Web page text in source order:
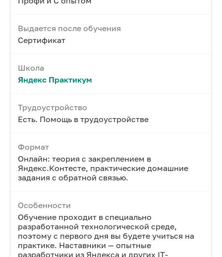
Выдается после обучения
Сертификат
Школа
Яндекс Практикум
Трудоустройство
Есть. Помощь в трудоустройстве
Формат
Онлайн: теория с закреплением в
Яндекс.Контесте, практические домашние
задания с обратной связью.
Особенности
Обучение проходит в специально
разработанной технологической среде,
поэтому с первого дня вы будете учиться на
практике. Наставники — опытные
разработчики из Яндекса и других IT-